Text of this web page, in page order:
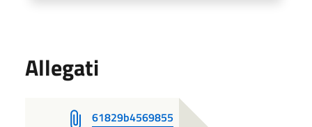
Allegati
61829b4569855